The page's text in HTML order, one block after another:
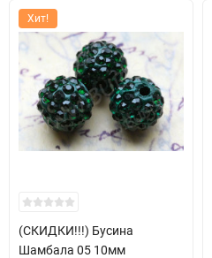
Хит!
(СКИДКИ!!!) Бусина
Шамбала 05 10мм